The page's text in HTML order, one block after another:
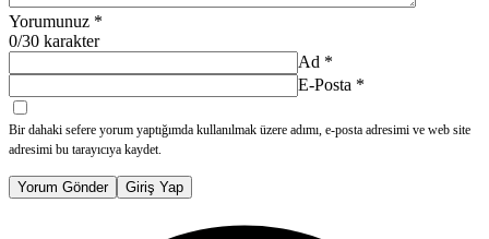
Yorumunuz *
0/30 karakter
Ad *
E-Posta *
Bir dahaki sefere yorum yaptığımda kullanılmak üzere adımı, e-posta adresimi ve web site
adresimi bu tarayıcıya kaydet.
Yorum Gönder Giriş Yap